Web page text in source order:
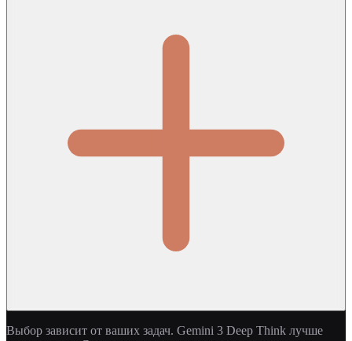
Выбор зависит от ваших задач. Gemini 3 Deep Think лучше